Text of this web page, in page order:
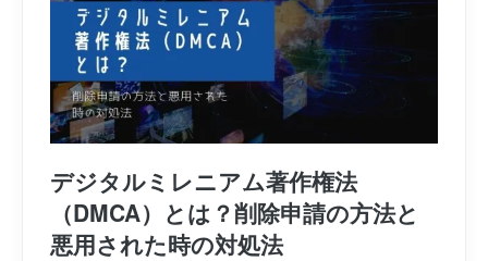
デジタルミレニアム著作権法
（DMCA）とは？削除申請の方法と
悪用された時の対処法